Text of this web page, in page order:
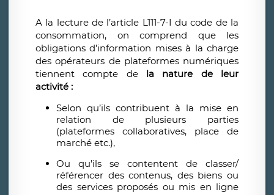
A la lecture de l’article L111-7-I du code de la
consommation, on comprend que les
obligations d’information mises à la charge
des opérateurs de plateformes numériques
tiennent compte de la nature de leur
activité :
Selon qu’ils contribuent à la mise en
relation de plusieurs parties
(plateformes collaboratives, place de
marché etc.),
Ou qu’ils se contentent de classer/
référencer des contenus, des biens ou
des services proposés ou mis en ligne